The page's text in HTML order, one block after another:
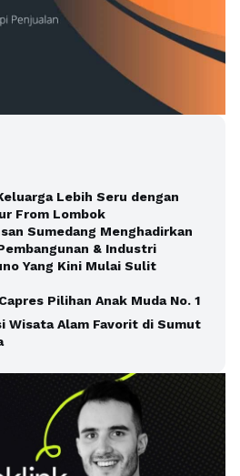
Lebih Seru dengan
From Lombok
Sumedang Menghadirkan
& Industri
Yang Kini Mulai Sulit
Pilihan Anak Muda No. 1
Wisata Alam Favorit di Sumut